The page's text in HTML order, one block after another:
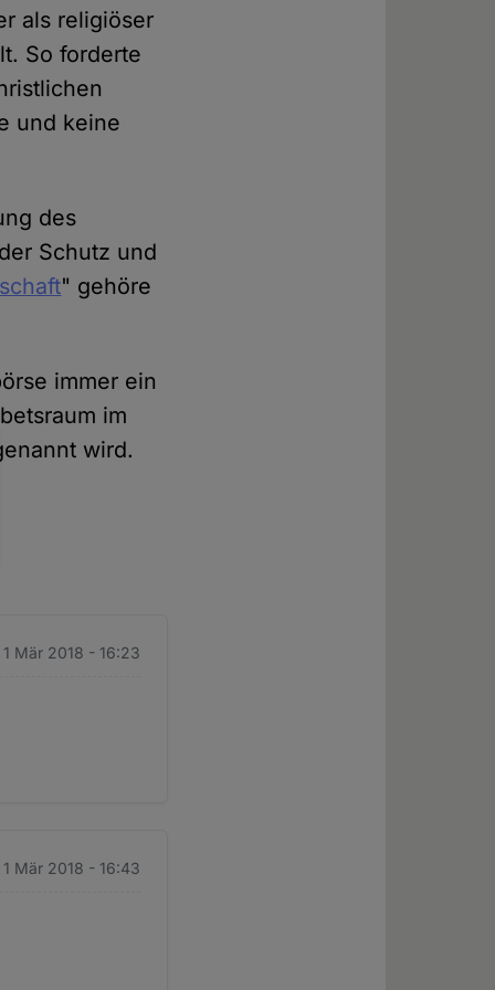
als religiöser
So forderte
und keine
des
Schutz und
" gehöre
immer ein
im
wird.
1 Mär 2018 - 16:23
1 Mär 2018 - 16:43